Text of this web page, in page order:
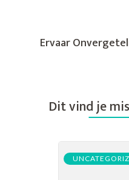
Ervaar
Dit vind je